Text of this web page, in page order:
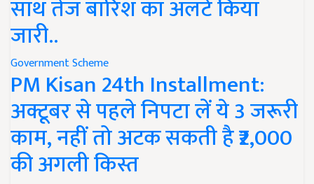
साथ तेज बारिश का अलर्ट किया
जारी..
Government Scheme
PM Kisan 24th Installment:
अक्टूबर से पहले निपटा लें ये 3 जरूरी
काम, नहीं तो अटक सकती है ₹2,000
की अगली किस्त